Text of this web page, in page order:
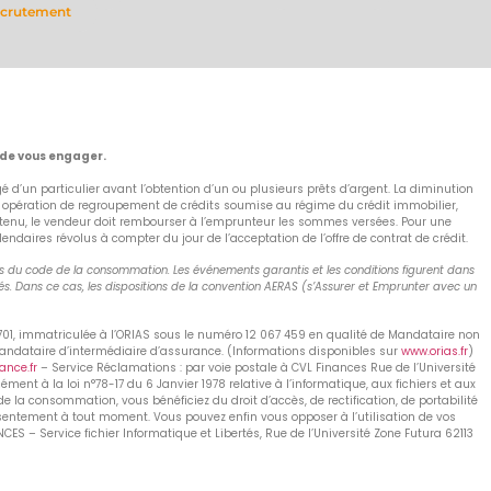
vous engager.
particulier avant l’obtention d’un ou plusieurs prêts d’argent. La diminution
de regroupement de crédits soumise au régime du crédit immobilier,
le vendeur doit rembourser à l’emprunteur les sommes versées. Pour une
révolus à compter du jour de l’acceptation de l’offre de contrat de crédit.
du code de la consommation. Les événements garantis et les conditions figurent dans
ce cas, les dispositions de la convention AERAS (s’Assurer et Emprunter avec un
immatriculée à l’ORIAS sous le numéro 12 067 459 en qualité de Mandataire non
d’intermédiaire d’assurance. (Informations disponibles sur www.orias.fr)
– Service Réclamations : par voie postale à CVL Finances Rue de l’Université
à la loi n°78-17 du 6 Janvier 1978 relative à l’informatique, aux fichiers et aux
la consommation, vous bénéficiez du droit d’accès, de rectification, de portabilité
à tout moment. Vous pouvez enfin vous opposer à l’utilisation de vos
– Service fichier Informatique et Libertés, Rue de l’Université Zone Futura 62113